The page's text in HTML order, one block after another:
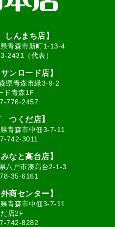
んまち店】
青森市新町1-13-4
2431（代表）
ンロード店】
県青森市緑3-9-2
ド青森1F
776-2457
つくだ店】
青森市中佃3-7-11
742-3011
なと高台店】
八戸市湊高台2-1-3
35-6161
商センター】
青森市中佃3-7-11
店2F
742-8282